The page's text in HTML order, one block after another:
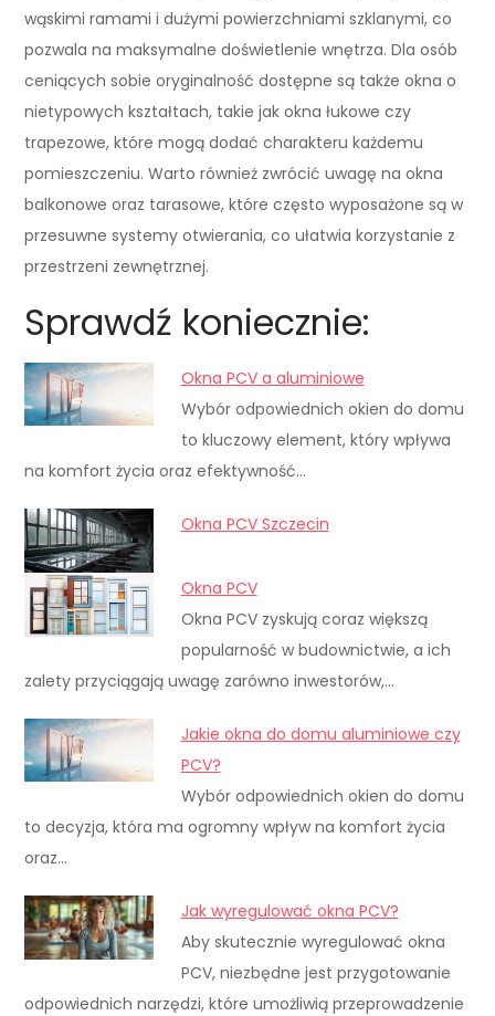
wąskimi ramami i dużymi powierzchniami szklanymi, co
pozwala na maksymalne doświetlenie wnętrza. Dla osób
ceniących sobie oryginalność dostępne są także okna o
nietypowych kształtach, takie jak okna łukowe czy
trapezowe, które mogą dodać charakteru każdemu
pomieszczeniu. Warto również zwrócić uwagę na okna
balkonowe oraz tarasowe, które często wyposażone są w
przesuwne systemy otwierania, co ułatwia korzystanie z
przestrzeni zewnętrznej.
Sprawdź koniecznie:
Okna PCV a aluminiowe
Wybór odpowiednich okien do domu
to kluczowy element, który wpływa
na komfort życia oraz efektywność…
Okna PCV Szczecin
Okna PCV
Okna PCV zyskują coraz większą
popularność w budownictwie, a ich
zalety przyciągają uwagę zarówno inwestorów,…
Jakie okna do domu aluminiowe czy
PCV?
Wybór odpowiednich okien do domu
to decyzja, która ma ogromny wpływ na komfort życia
oraz…
Jak wyregulować okna PCV?
Aby skutecznie wyregulować okna
PCV, niezbędne jest przygotowanie
odpowiednich narzędzi, które umożliwią przeprowadzenie